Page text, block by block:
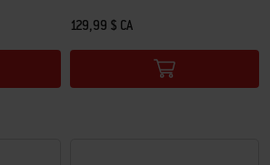
129,99 $ CA
Color Options